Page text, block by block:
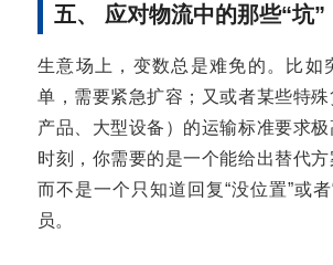
五、 应对物流中的那些“坑”
生意场上，变数总是难免的。比如
单，需要紧急扩容；又或者某些特
产品、大型设备）的运输标准要求
时刻，你需要的是一个能给出替代方
而不是一个只知道回复“没位置”或
员。